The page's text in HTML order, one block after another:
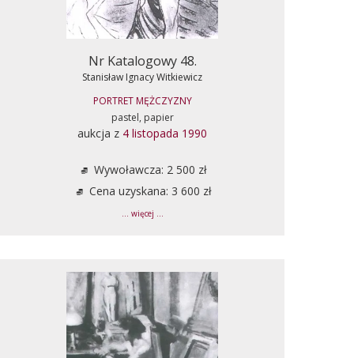
Nr Katalogowy 48.
Stanisław Ignacy Witkiewicz
PORTRET MĘŻCZYZNY
pastel, papier
aukcja z 4 listopada 1990
Wywoławcza: 2 500 zł
Cena uzyskana: 3 600 zł
... więcej ...